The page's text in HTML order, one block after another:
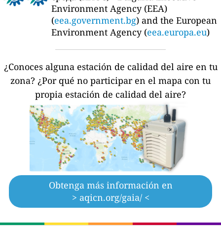
Environment Agency (EEA)
(eea.government.bg) and the European
Environment Agency (eea.europa.eu)
¿Conoces alguna estación de calidad del aire en tu
zona? ¿Por qué no participar en el mapa con tu
propia estación de calidad del aire?
Obtenga más información en
> aqicn.org/gaia/ <